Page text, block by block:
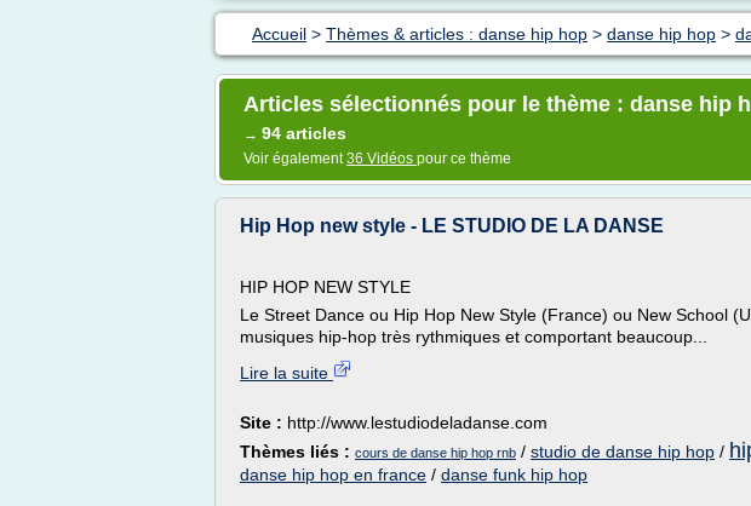
Accueil > Thèmes & articles : danse hip hop > danse hip hop >
Articles sélectionnés pour le thème : danse hip
→ 94 articles
Voir également36 Vidéos pour ce thème
Hip Hop new style - LE STUDIO DE LA DANSE
HIP HOP NEW STYLE
Le Street Dance ou Hip Hop New Style (France) ou New School
musiques hip-hop très rythmiques et comportant beaucoup...
Lire la suite
Site : http://www.lestudiodeladanse.com
Thèmes liés : cours de danse hip hop rnb / studio de danse hip hop /
danse hip hop en france / danse funk hip hop